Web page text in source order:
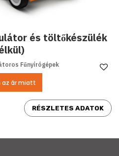
és töltőkészülék
Fűnyírógépek
az ár miatt
RÉSZLETES ADATOK